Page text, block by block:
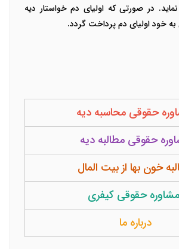
در صورتی که اولیای دم خواستار دیه
به خود اولیای دم پرداخت گردد.
حقوقی محاسبه دیه
حقوقی مطالبه دیه
خون بها از بیت المال
مشاوره حقوقی کیفری
درباره ما